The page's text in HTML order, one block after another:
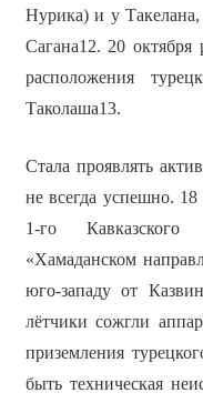
Нурика) и у
Сагана12. 20 октября
расположения
Таколаша13.
Стала проявлять
не всегда успешно.
1-го Кавказского
«Хамаданском
юго-западу от
лётчики сожгли
приземления
быть техническая